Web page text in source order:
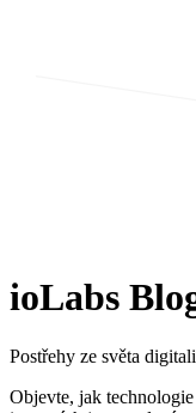
ioLabs
Postřehy ze světa
Objevte, jak